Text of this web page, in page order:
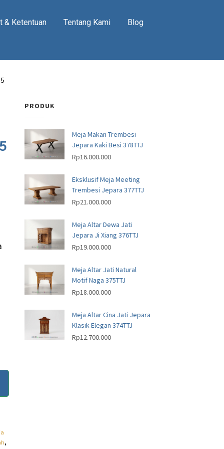
& Ketentuan Tentang Kami Blog
PRODUK
Meja Makan Trembesi
Jepara Kaki Besi 378TTJ
Rp16.000.000
Eksklusif Meja Meeting
Trembesi Jepara 377TTJ
Rp21.000.000
Meja Altar Dewa Jati
Jepara Ji Xiang 376TTJ
Rp19.000.000
Meja Altar Jati Natural
Motif Naga 375TTJ
Rp18.000.000
Meja Altar Cina Jati Jepara
Klasik Elegan 374TTJ
Rp12.700.000
,